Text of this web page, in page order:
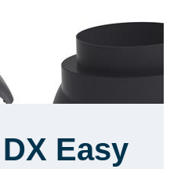
Easy